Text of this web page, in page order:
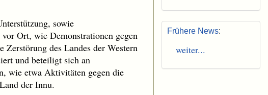
sowie
Ort, wie Demonstrationen gegen
Zerstörung des Landes der Western
und beteiligt sich an
wie etwa Aktivitäten gegen die
der Innu.
Frühere News:
weiter...